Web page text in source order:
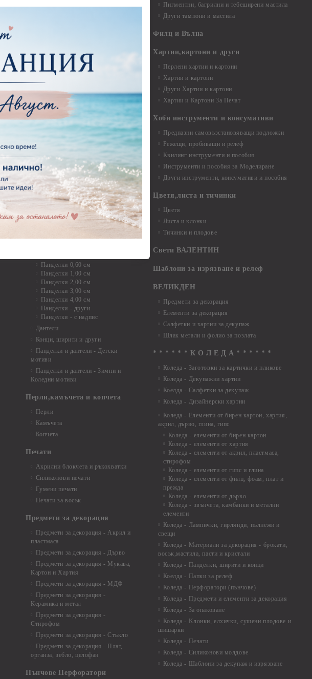
Макраме - Други материали
Опаковки
Дръжки
Крака за мебели
Други аксесоари, материали и
инструменти
Моливи, маркери, химикали,
пастели и восъци
Восъци
Маркери, флумастери, химикали
Пастели
Панделки, дантели и други
Панделки 0,60 см
Панделки 1,00 см
Панделки 2,00 см
Панделки 3,00 см
Панделки 4,00 см
Панделки - други
Панделки - с надпис
Дантели
Конци, ширити и други
Панделки и дантели - Детски
мотиви
Панделки и дантели - Зимни и
Коледни мотиви
Перли,камъчета и копчета
Перли
Камъчета
Копчета
Печати
Акрилни блокчета и ръкохватки
Силиконови печати
Гумени печати
Печати за восък
Предмети за декорация
Предмети за декорация - Акрил и
пластмаса
Предмети за декорация - Дърво
Предмети за декорация - Мукава,
Картон и Хартия
Предмети за декорация - МДФ
Предмети за декорация -
Керамика и метал
Предмети за декорация -
Стирофом
Предмети за декорация - Стъкло
Предмети за декорация - Плат,
органза, зебло, целофан
Пънчове Перфоратори
Пигментни, багрилни и тебеширени мастила
Други тампони и мастила
Филц и Вълна
Хартии,картони и други
Перлени хартии и картони
Хартии и картони
Други Хартии и картони
Хартии и Картони За Печат
Хоби инструменти и консумативи
Предпазни самовъзстановяващи подложки
Режещи, пробиващи и релеф
Квилинг инструменти и пособия
Инструменти и пособия за Моделиране
Други инструменти, консумативи и пособия
Цветя,листа и тичинки
Цветя
Листа и клонки
Тичинки и плодове
Свети ВАЛЕНТИН
Шаблони за изрязване и релеф
ВЕЛИКДЕН
Предмети за декорация
Елементи за декорация
Салфетки и хартии за декупаж
Шлак метали и фолио за позлата
* * * * * * К О Л Е Д А * * * * * *
Коледа - Заготовки за картички и пликове
Коледа - Декупажни хартии
Коелда - Салфетки за декупаж
Коледа - Дизайнерски хартии
Коледа - Eлементи от бирен картон, хартия,
акрил, дърво, глина, гипс
Коледа - елементи от бирен картон
Коледа - елементи от хартия
Коледа - елементи от акрил, пластмаса,
стирофом
Коледа - елементи от гипс и глина
Коледа - елементи от филц, фоам, плат и
прежда
Коледа - елементи от дърво
Коледа - звънчета, камбанки и метални
елементи
Коледа - Лампички, гирлянди, пълнежи и
свещи
Коледа - Материали за декорация - брокати,
восък,мастила, пасти и кристали
Коледа - Панделки, ширити и конци
Коелда - Папки за релеф
Коледа - Перфоратори (пънчове)
Коледа - Предмети и елементи за декорация
Коледа - За опаковане
Коледа - Kлонки, елхички, сушени плодове и
шишарки
Коледа - Печати
Коледа - Силиконови молдове
Коледа - Шаблони за декупаж и изрязване